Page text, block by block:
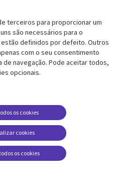
Fusões
AJUDA
Legal
Acessibilidade
Ethics-Hotline
Legal
Centro de Gestão de
terceiros para proporcionar um
são necessários para o
definidos por defeito. Outros
com o seu consentimento
de navegação. Pode aceitar todos,
opcionais.
cookies
os cookies
os cookies